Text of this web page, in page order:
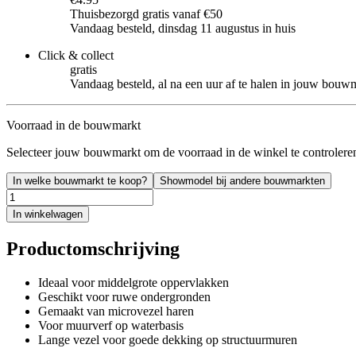
Thuisbezorgd gratis vanaf €50
Vandaag besteld, dinsdag 11 augustus in huis
Click & collect
gratis
Vandaag besteld, al na een uur af te halen in jouw
Voorraad in de bouwmarkt
Selecteer jouw bouwmarkt om de voorraad in de winkel te
In welke bouwmarkt te koop? Showmodel bij andere bouwmarkten
In winkelwagen
Productomschrijving
Ideaal voor middelgrote oppervlakken
Geschikt voor ruwe ondergronden
Gemaakt van microvezel haren
Voor muurverf op waterbasis
Lange vezel voor goede dekking op structuurmuren